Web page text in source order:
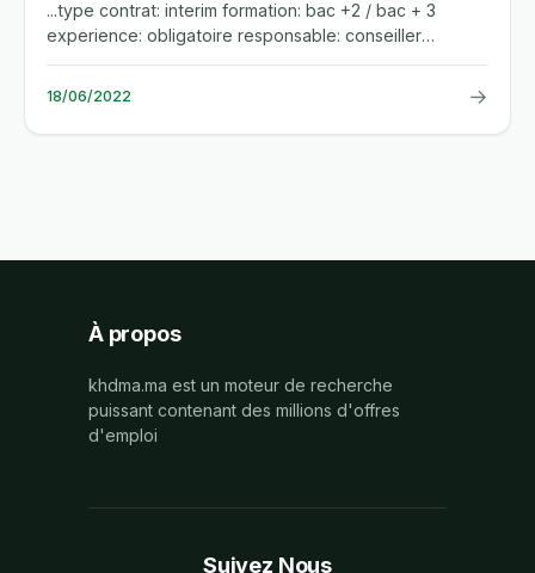
...type contrat: interim formation: bac +2 / bac + 3
experience: obligatoire responsable: conseiller
commercial (f/h)...
18/06/2022 →
À propos
khdma.ma est un moteur de recherche
puissant contenant des millions d'offres
d'emploi
Suivez Nous